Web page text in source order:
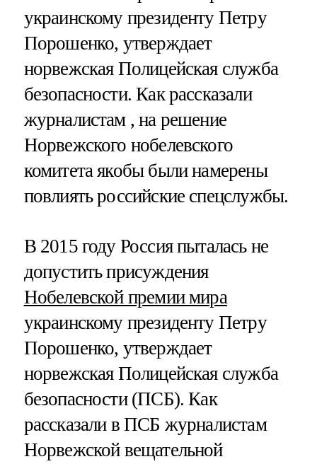
украинскому президенту Петру
Порошенко, утверждает
норвежская Полицейская служба
безопасности. Как рассказали
журналистам , на решение
Норвежского нобелевского
комитета якобы были намерены
повлиять российские спецслужбы.
В 2015 году Россия пыталась не
допустить присуждения
Нобелевской премии мира
украинскому президенту Петру
Порошенко, утверждает
норвежская Полицейская служба
безопасности (ПСБ). Как
рассказали в ПСБ журналистам
Норвежской вещательной